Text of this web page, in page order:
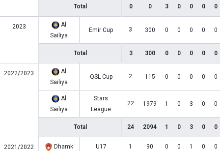
Total 0 0 3 0 0 0 0
2023
Al
Sailiya
Emir Cup 3 300 0 0 0 0 0
Total 3 300 0 0 0 0 0
2022/2023
Al
Sailiya
QSL Cup 2 115 0 0 0 0 0
Al
Sailiya
Stars
League
22 1979 1 0 3 0 0
Total 24 2094 1 0 3 0 0
2021/2022 Dhamk U17 1 90 0 0 1 0 0